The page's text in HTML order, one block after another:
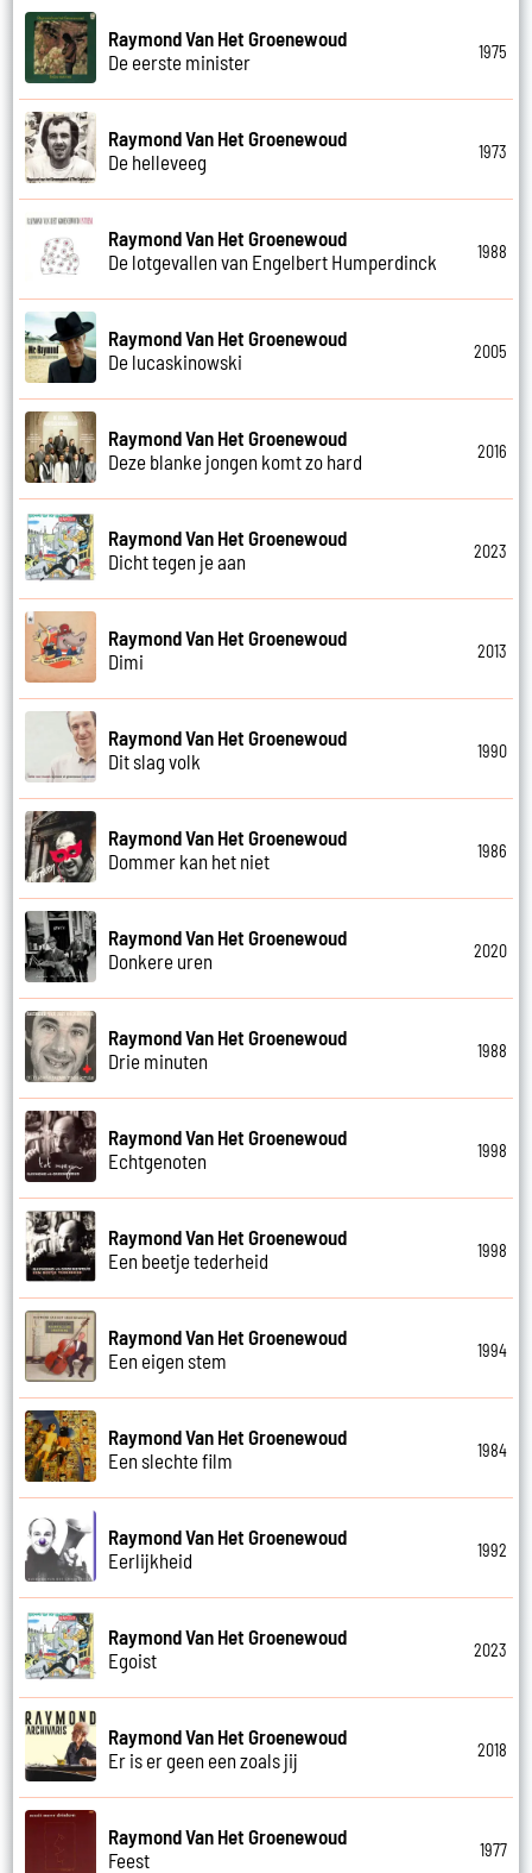
Raymond Van Het Groenewoud
De eerste minister
1975
Raymond Van Het Groenewoud
De helleveeg
1973
Raymond Van Het Groenewoud
De lotgevallen van Engelbert Humperdinck
1988
Raymond Van Het Groenewoud
De lucaskinowski
2005
Raymond Van Het Groenewoud
Deze blanke jongen komt zo hard
2016
Raymond Van Het Groenewoud
Dicht tegen je aan
2023
Raymond Van Het Groenewoud
Dimi
2013
Raymond Van Het Groenewoud
Dit slag volk
1990
Raymond Van Het Groenewoud
Dommer kan het niet
1986
Raymond Van Het Groenewoud
Donkere uren
2020
Raymond Van Het Groenewoud
Drie minuten
1988
Raymond Van Het Groenewoud
Echtgenoten
1998
Raymond Van Het Groenewoud
Een beetje tederheid
1998
Raymond Van Het Groenewoud
Een eigen stem
1994
Raymond Van Het Groenewoud
Een slechte film
1984
Raymond Van Het Groenewoud
Eerlijkheid
1992
Raymond Van Het Groenewoud
Egoist
2023
Raymond Van Het Groenewoud
Er is er geen een zoals jij
2018
Raymond Van Het Groenewoud
Feest
1977